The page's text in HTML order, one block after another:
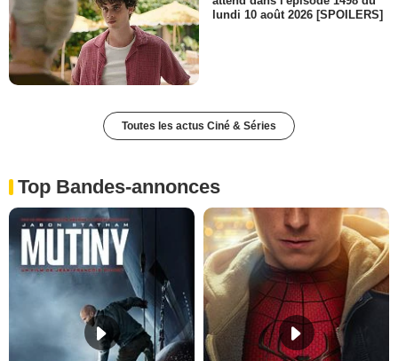
lundi 10 août 2026 [SPOILERS]
Toutes les actus Ciné & Séries
Top Bandes-annonces